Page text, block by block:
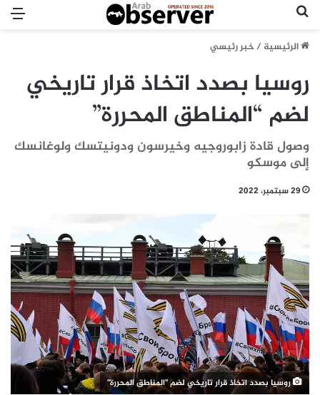
الرئيسية/خبر رئيسي
روسيا بصدد اتخاذ قرار تاريخي
لضم “المناطق المحررة”
وصول قادة زابوروجيه وخيرسون ودونيتسك ولوغانسك
إلى موسكو
29 سبتمبر، 2022
روسيا بصدد اتخاذ قرار تاريخي لضم "المناطق المحررة"